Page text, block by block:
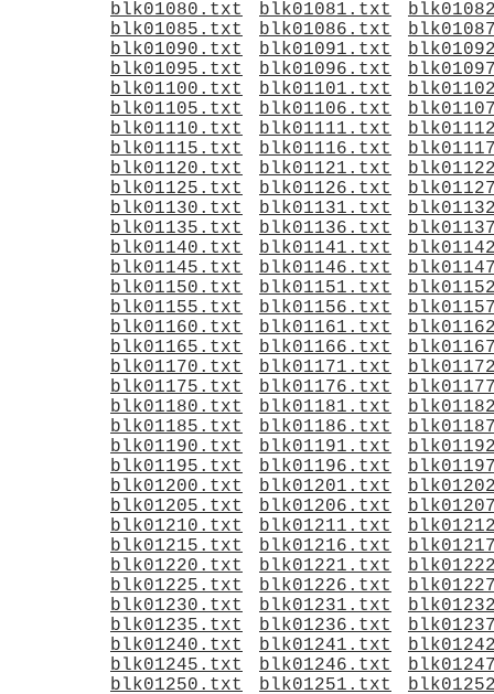
blk01080.txt
blk01081.txt
blk01085.txt
blk01086.txt
blk01090.txt
blk01091.txt
blk01095.txt
blk01096.txt
blk01100.txt
blk01101.txt
blk01105.txt
blk01106.txt
blk01110.txt
blk01111.txt
blk01115.txt
blk01116.txt
blk01120.txt
blk01121.txt
blk01125.txt
blk01126.txt
blk01130.txt
blk01131.txt
blk01135.txt
blk01136.txt
blk01140.txt
blk01141.txt
blk01145.txt
blk01146.txt
blk01150.txt
blk01151.txt
blk01155.txt
blk01156.txt
blk01160.txt
blk01161.txt
blk01165.txt
blk01166.txt
blk01170.txt
blk01171.txt
blk01175.txt
blk01176.txt
blk01180.txt
blk01181.txt
blk01185.txt
blk01186.txt
blk01190.txt
blk01191.txt
blk01195.txt
blk01196.txt
blk01200.txt
blk01201.txt
blk01205.txt
blk01206.txt
blk01210.txt
blk01211.txt
blk01215.txt
blk01216.txt
blk01220.txt
blk01221.txt
blk01225.txt
blk01226.txt
blk01230.txt
blk01231.txt
blk01235.txt
blk01236.txt
blk01240.txt
blk01241.txt
blk01245.txt
blk01246.txt
blk01250.txt
blk01251.txt